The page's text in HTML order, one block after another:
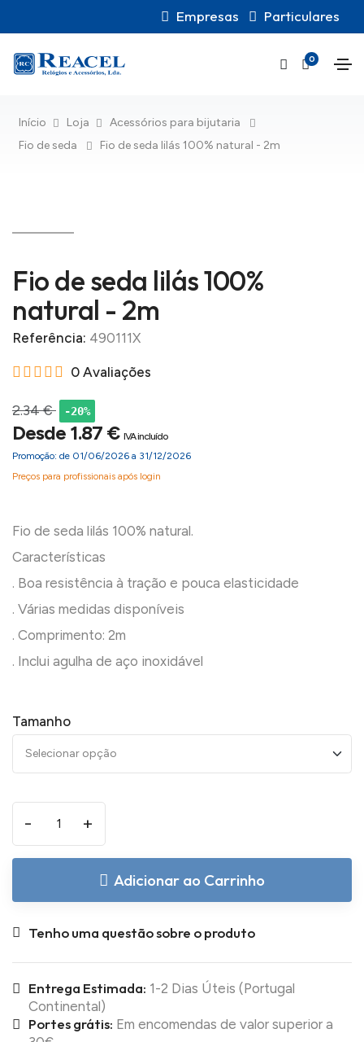
Empresas Particulares
0
Início Loja
Acessórios para bijutaria
Fio de seda
Fio de seda lilás 100% natural - 2m
Fio de seda lilás 100%
natural - 2m
Referência: 490111X
0 Avaliações
2.34 € -20%
Desde 1.87 € IVA incluído
Promoção: de 01/06/2026 a 31/12/2026
Preços para profissionais após login
Fio de seda lilás 100% natural.
Características
. Boa resistência à tração e pouca elasticidade
. Várias medidas disponíveis
. Comprimento: 2m
Tamanho
- +
Adicionar ao Carrinho
Tenho uma questão sobre o produto
Entrega Estimada: 1-2 Dias Úteis (Portugal
Continental)
Portes grátis: Em encomendas de valor superior a